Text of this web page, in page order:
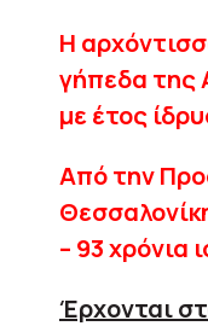
Η
γήπεδα της
με έτος
Aπό την
– 93 χρόνια
Έρχονται